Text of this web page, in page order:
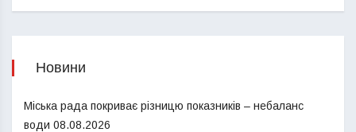
Новини
Міська рада покриває різницю показників – небаланс
води 08.08.2026